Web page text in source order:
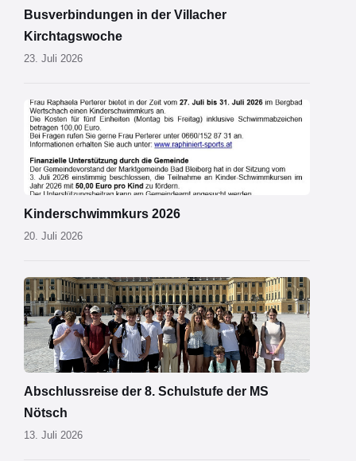
Busverbindungen in der Villacher
Kirchtagswoche
23. Juli 2026
Schwimmkurs
2026.jpg
Kinderschwimmkurs 2026
20. Juli 2026
MS
Nötsch
Wien
01.png
Abschlussreise der 8. Schulstufe der MS
Nötsch
13. Juli 2026